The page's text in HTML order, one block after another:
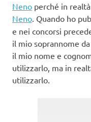
Neno perché in
Neno . Quando ho
e nei concorsi
il mio soprannome
il mio nome e
utilizzarlo, ma in
utilizzarlo.